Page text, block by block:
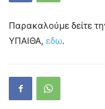
Παρακαλούμε δείτε
ΥΠΑΙΘΑ, εδω.